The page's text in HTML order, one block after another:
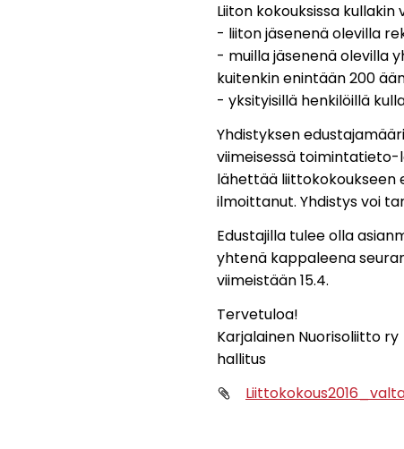
Liiton kokouksissa
- liiton jäsenenä olevilla
- muilla jäsenenä olevilla
kuitenkin enintään 200
- yksityisillä henkilöillä
Yhdistyksen
viimeisessä toimintatieto-
lähettää liittokokoukseen
ilmoittanut. Yhdistys voi
Edustajilla tulee olla
yhtenä kappaleena
viimeistään 15.4.
Tervetuloa!
Karjalainen Nuorisoliitto ry
hallitus